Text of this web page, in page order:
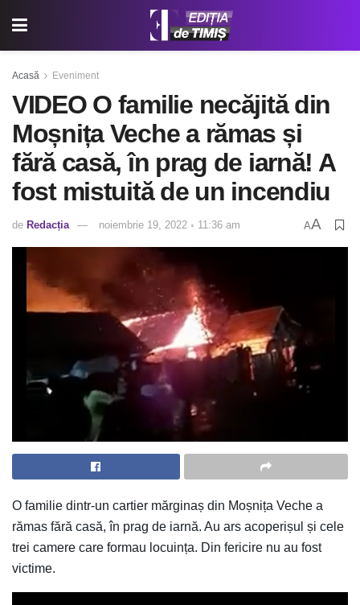
Acasă Eveniment
VIDEO O familie necăjită din
Moșnița Veche a rămas și
fără casă, în prag de iarnă! A
fost mistuită de un incendiu
de Redacția noiembrie 19, 2022 ◦ 11:36 am AA
O familie dintr-un cartier mărginaș din Moșnița Veche a
rămas fără casă, în prag de iarnă. Au ars acoperișul și cele
trei camere care formau locuința. Din fericire nu au fost
victime.